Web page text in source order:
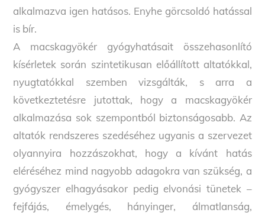
alkalmazva igen hatásos. Enyhe görcsoldó hatással
is bír.
A macskagyökér gyógyhatásait összehasonlító
kísérletek során szintetikusan előállított altatókkal,
nyugtatókkal szemben vizsgálták, s arra a
következtetésre jutottak, hogy a macskagyökér
alkalmazása sok szempontból biztonságosabb. Az
altatók rendszeres szedéséhez ugyanis a szervezet
olyannyira hozzászokhat, hogy a kívánt hatás
eléréséhez mind nagyobb adagokra van szükség, a
gyógyszer elhagyásakor pedig elvonási tünetek –
fejfájás, émelygés, hányinger, álmatlanság,